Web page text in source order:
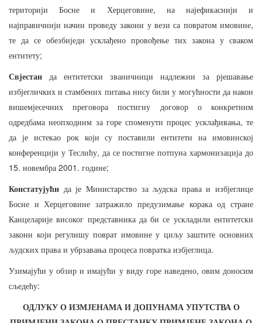
територији
Босне и Херцеговине, на најефикаснији
и
најправичнији начин проведу закони у вези са повратом имовине,
те да се обезбиједи усклађено провођење тих закона у сваком
ентитету;
Свјестан да ентитетски званичници надлежни за
рјешавање
избјегличких и стамбених питања нису били у могућности да након
вишемјесечних
преговора постигну договор о
конкретним
одредбама неопходним за горе споменути процес усклађивања,те
да
је истекао рок који су поставили ентитети на
имовинској
конференцији у Теслићу, да се постигне потпуна хармонизација до
15. новембра 2001. године;
Констатујући да је Министарство за људска права и избјеглице
Босне и Херцеговине затражило предузимање корака од
стране
Канцеларије високог представника да би се ускладили ентитетски
закони који регулишу поврат имовине у циљу заштите основних
људских права и убрзавања процеса повратка избјеглица.
Узимајући у обзир и имајући у виду горе наведено, овим доносим
сљедећу:
ОДЛУКУ О ИЗМЈЕНАМА И ДОПУНАМА УПУТСТВА О